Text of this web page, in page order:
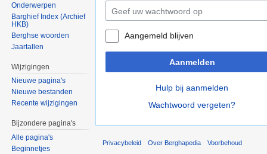
Aangemeld blijven
Aanmelden
Hulp bij aanmelden
Wachtwoord vergeten?
Onderwerpen
Barghief Index (Archief
HKB)
Berghse woorden
Jaartallen
Wijzigingen
Nieuwe pagina's
Nieuwe bestanden
Recente wijzigingen
Bijzondere pagina's
Alle pagina's
Beginnetjes
Privacybeleid Over Berghapedia Voorbehoud